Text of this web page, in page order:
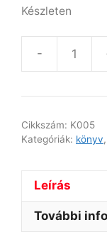
Készleten
-
Cikkszám: K005
Kategóriák: könyv,
Leírás
További